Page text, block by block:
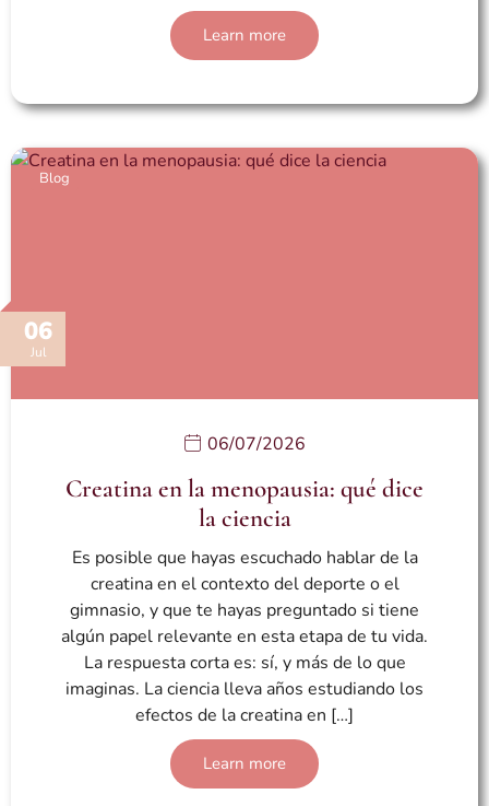
Learn more
06
Jul
Blog
06/07/2026
Creatina en la menopausia: qué dice
la ciencia
Es posible que hayas escuchado hablar de la
creatina en el contexto del deporte o el
gimnasio, y que te hayas preguntado si tiene
algún papel relevante en esta etapa de tu vida.
La respuesta corta es: sí, y más de lo que
imaginas. La ciencia lleva años estudiando los
efectos de la creatina en […]
Learn more